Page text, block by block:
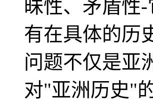
昧性、矛盾性
有在具体的历
问题不仅是亚
对"亚洲历史"